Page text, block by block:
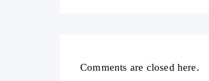
Comments are closed here.